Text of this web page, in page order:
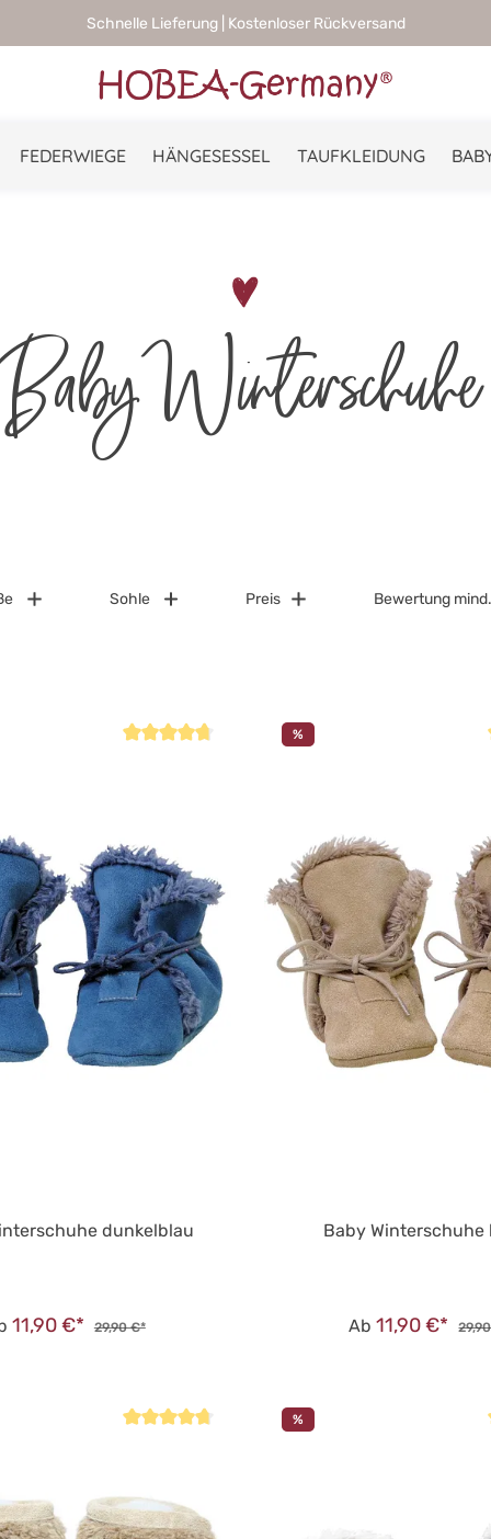
Schnelle Lieferung | Kostenloser Rückversand
FEDERWIEGE HÄNGESESSEL TAUFKLEIDUNG
Baby Winterschuhe
Sohle Preis Bewertung mind.
dunkelblau
11,90 €* 29,90 €*
%
Baby Winterschuhe
Ab11,90 €*
%